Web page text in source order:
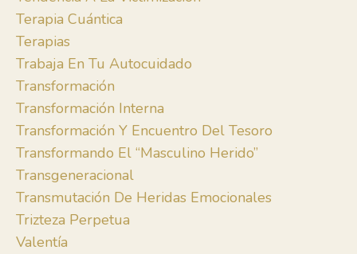
Terapia Cuántica
Terapias
Trabaja En Tu Autocuidado
Transformación
Transformación Interna
Transformación Y Encuentro Del Tesoro
Transformando El “masculino Herido”
Transgeneracional
Transmutación De Heridas Emocionales
Trizteza Perpetua
Valentía